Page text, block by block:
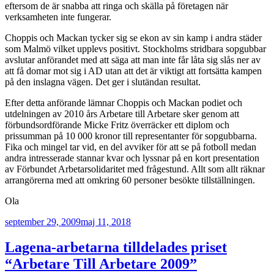
eftersom de är snabba att ringa och skälla på företagen när
verksamheten inte fungerar.
Choppis och Mackan tycker sig se ekon av sin kamp i andra städer
som Malmö vilket upplevs positivt. Stockholms stridbara sopgubbar
avslutar anförandet med att säga att man inte får låta sig slås ner av
att få domar mot sig i AD utan att det är viktigt att fortsätta kampen
på den inslagna vägen. Det ger i slutändan resultat.
Efter detta anförande lämnar Choppis och Mackan podiet och
utdelningen av 2010 års Arbetare till Arbetare sker genom att
förbundsordförande Micke Fritz överräcker ett diplom och
prissumman på 10 000 kronor till representanter för sopgubbarna.
Fika och mingel tar vid, en del avviker för att se på fotboll medan
andra intresserade stannar kvar och lyssnar på en kort presentation
av Förbundet Arbetarsolidaritet med frågestund. Allt som allt räknar
arrangörerna med att omkring 60 personer besökte tillställningen.
Ola
Publicerat
september 29, 2009maj 11, 2018
Lagena-arbetarna tilldelades priset
“Arbetare Till Arbetare 2009”